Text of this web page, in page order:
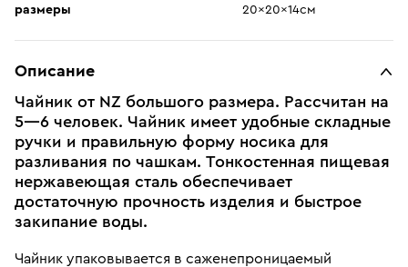
размеры 20x20x14см
Описание
Чайник от NZ большого размера. Рассчитан на
5—6 человек. Чайник имеет удобные складные
ручки и правильную форму носика для
разливания по чашкам. Тонкостенная пищевая
нержавеющая сталь обеспечивает
достаточную прочность изделия и быстрое
закипание воды.
Чайник упаковывается в саженепроницаемый